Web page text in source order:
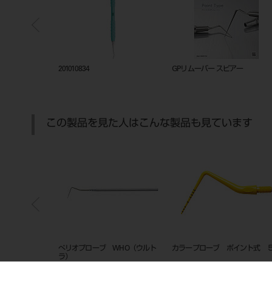
201010834 GPリムーバー スピアー
この製品を見た人はこんな製品も見ています
ぺリオプローブ WHO（ウルト
ラ）
カラープローブ ポイント式